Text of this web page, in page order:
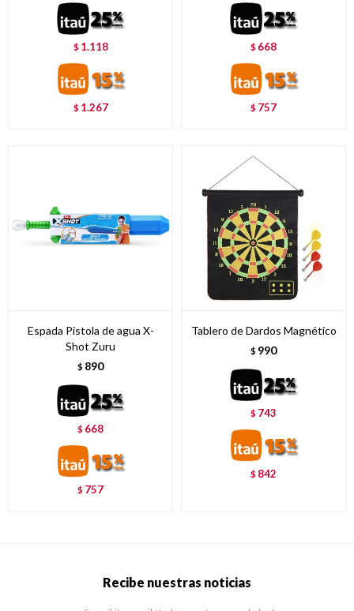
$ 1.118
$ 1.267
$ 668
$ 757
Espada Pistola de agua X-
Shot Zuru
$ 890
$ 668
$ 757
Tablero de Dardos Magnético
$ 990
$ 743
$ 842
Recibe nuestras noticias